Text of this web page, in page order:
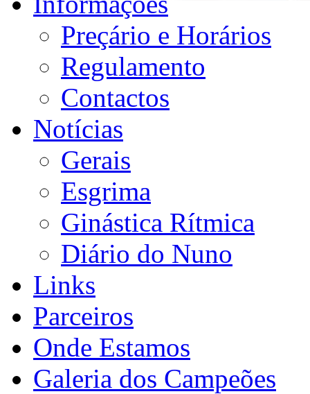
Preçário e Horários
Regulamento
Contactos
Notícias
Gerais
Esgrima
Ginástica Rítmica
Diário do Nuno
Links
Parceiros
Onde Estamos
Galeria dos Campeões